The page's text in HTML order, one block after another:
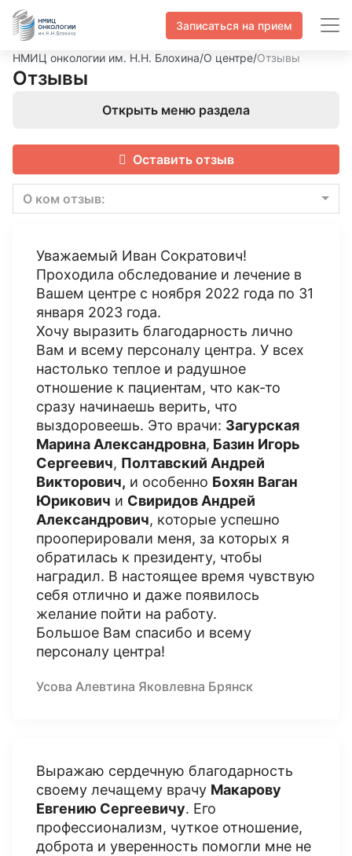
Записаться на прием
НМИЦ онкологии им. Н.Н. Блохина/О центре/Отзывы
Отзывы
Открыть меню раздела
Оставить отзыв
О ком отзыв:
Уважаемый Иван Сократович!
Проходила обследование и лечение в
Вашем центре с ноября 2022 года по 31
января 2023 года.
Хочу выразить благодарность лично
Вам и всему персоналу центра. У всех
настолько теплое и радушное
отношение к пациентам, что как-то
сразу начинаешь верить, что
выздоровеешь. Это врачи: Загурская
Марина Александровна, Базин Игорь
Сергеевич, Полтавский Андрей
Викторович, и особенно Бохян Ваган
Юрикович и Свиридов Андрей
Александрович, которые успешно
прооперировали меня, за которых я
обратилась к президенту, чтобы
наградил. В настоящее время чувствую
себя отлично и даже появилось
желание пойти на работу.
Большое Вам спасибо и всему
персоналу центра!
Усова Алевтина Яковлевна Брянск
Выражаю сердечную благодарность
своему лечащему врачу Макарову
Евгению Сергеевичу. Его
профессионализм, чуткое отношение,
доброта и уверенность помогли мне не